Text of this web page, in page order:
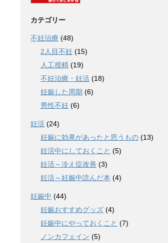
カテゴリー
不妊治療 (48)
2人目不妊 (15)
人工授精 (19)
不妊治療・妊活 (18)
妊娠した周期 (6)
男性不妊 (6)
妊活 (24)
妊娠に効果があったと思うもの (13)
妊活中にしておくこと (5)
妊活～冷え症改善 (3)
妊活～妊娠中読んだ本 (4)
妊娠中 (44)
妊娠おすすめグッズ (4)
妊娠中にやっておくこと (7)
ノンカフェイン (5)